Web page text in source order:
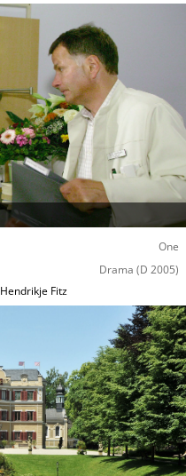
One
Drama (D 2005)
Hendrikje Fitz